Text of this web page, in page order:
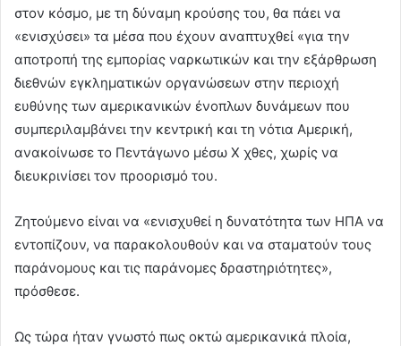
στον κόσμο, με τη δύναμη κρούσης του, θα πάει να
«ενισχύσει» τα μέσα που έχουν αναπτυχθεί «για την
αποτροπή της εμπορίας ναρκωτικών και την εξάρθρωση
διεθνών εγκληματικών οργανώσεων στην περιοχή
ευθύνης των αμερικανικών ένοπλων δυνάμεων που
συμπεριλαμβάνει την κεντρική και τη νότια Αμερική,
ανακοίνωσε το Πεντάγωνο μέσω X χθες, χωρίς να
διευκρινίσει τον προορισμό του.
Ζητούμενο είναι να «ενισχυθεί η δυνατότητα των ΗΠΑ να
εντοπίζουν, να παρακολουθούν και να σταματούν τους
παράνομους και τις παράνομες δραστηριότητες»,
πρόσθεσε.
Ως τώρα ήταν γνωστό πως οκτώ αμερικανικά πλοία,